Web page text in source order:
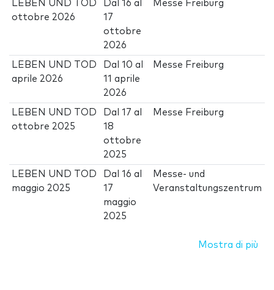
LEBEN UND TOD
ottobre 2026
Dal16 al
17
ottobre
2026
Messe Freiburg
LEBEN UND TOD
aprile 2026
Dal10 al
11 aprile
2026
Messe Freiburg
LEBEN UND TOD
ottobre 2025
Dal17 al
18
ottobre
2025
Messe Freiburg
LEBEN UND TOD
maggio 2025
Dal16 al
17
maggio
2025
Messe- und
Veranstaltungszentrum
Mostra di più